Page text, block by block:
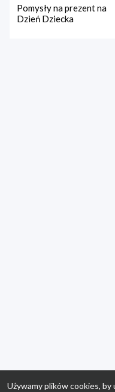
Pomysły na prezent na
Dzień Dziecka
Używamy plików cookies, by